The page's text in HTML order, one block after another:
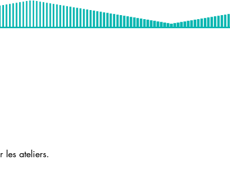
les ateliers.